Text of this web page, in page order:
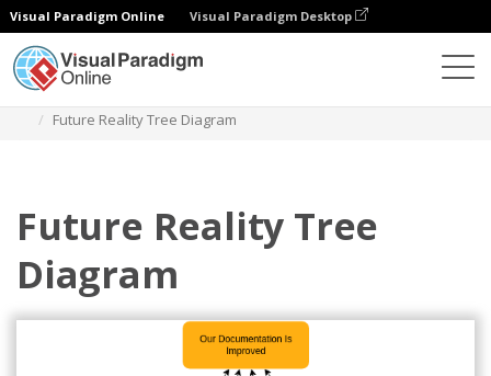
Visual Paradigm Online Visual Paradigm Desktop
Future Reality Tree Diagram
Future Reality Tree
Diagram